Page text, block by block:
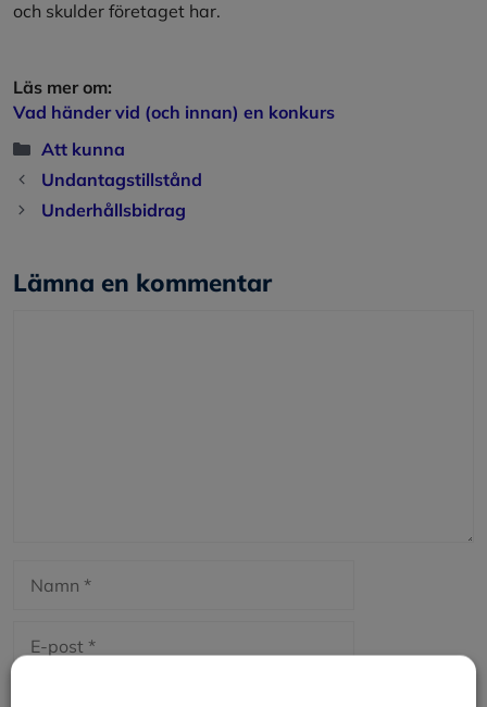
och skulder företaget har.
Läs mer om:
Vad händer vid (och innan) en konkurs
Kategorier
Att kunna
Undantagstillstånd
Underhållsbidrag
Lämna en kommentar
post